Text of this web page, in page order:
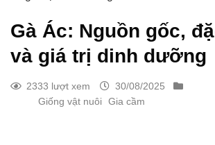
Gà Ác: Nguồn gốc,
và giá trị dinh dưỡng
2333 lượt xem
30/08/2025
Giống vật nuôi
Gia cầm